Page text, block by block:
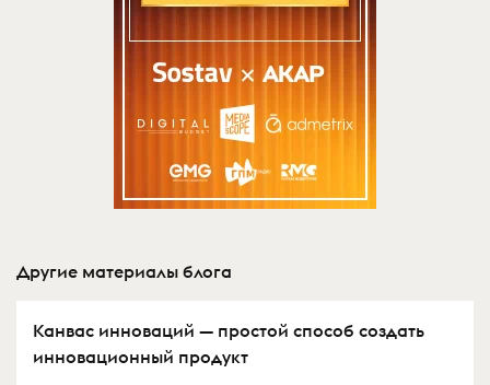
Другие материалы блога
Канвас инноваций — простой способ создать
инновационный продукт